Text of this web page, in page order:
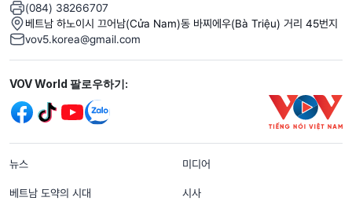
(084) 38266707
베트남 하노이시 끄어남(Cửa Nam)동 바찌에우(Bà Triệu) 거리 45번지
vov5.korea@gmail.com
Mạng xã hội
VOV World 팔로우하기:
menu footer tiếng Hàn
뉴스 미디어
베트남 도약의 시대 시사